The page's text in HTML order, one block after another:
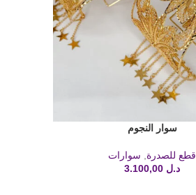
سوار النجوم
قطع للصدرة
سوارات
د.ل